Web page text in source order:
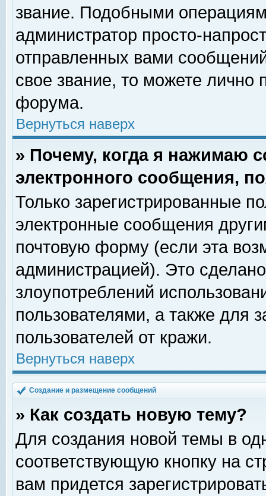
звание. Подобными
администратор просто-
отправленных вами
свое звание, то можете лично
форума.
Вернуться наверх
» Почему, когда я нажимаю
электронного сообщения,
Только зарегистрированные
электронные сообщения
почтовую форму (если эта
администрацией). Это
злоупотреблений
пользователями, а также для
пользователей от кражи.
Вернуться наверх
Создание и размещение сообщений
» Как создать новую тему?
Для создания новой темы в
соответствующую кнопку на
вам придется